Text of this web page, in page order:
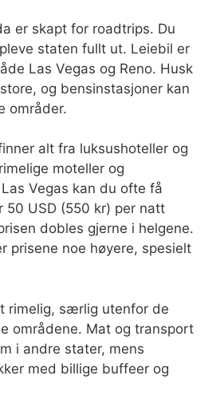
er skapt for roadtrips. Du
staten fullt ut. Leiebil er
Las Vegas og Reno. Husk
og bensinstasjoner kan
områder.
alt fra luksushoteller og
moteller og
Vegas kan du ofte få
50 USD (550 kr) per natt
dobles gjerne i helgene.
prisene noe høyere, spesielt
rimelig, særlig utenfor de
områdene. Mat og transport
i andre stater, mens
med billige buffeer og